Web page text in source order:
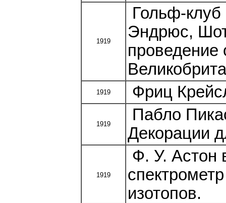
1919
Гольф-
Эндрюс,
проведение
1919 Фриц
1919
Пабло
Декорации
1919
Ф. У. Астон
изотопов.